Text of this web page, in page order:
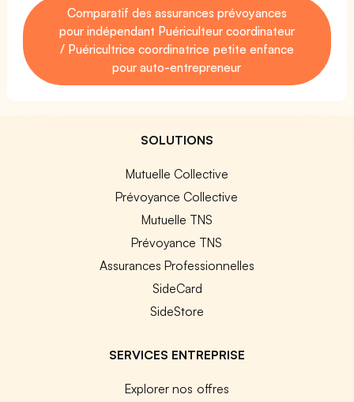
Comparatif des assurances prévoyances
pour indépendant Puériculteur coordinateur
/ Puéricultrice coordinatrice petite enfance
pour auto-entrepreneur
SOLUTIONS
Mutuelle Collective
Prévoyance Collective
Mutuelle TNS
Prévoyance TNS
Assurances Professionnelles
SideCard
SideStore
SERVICES ENTREPRISE
Explorer nos offres